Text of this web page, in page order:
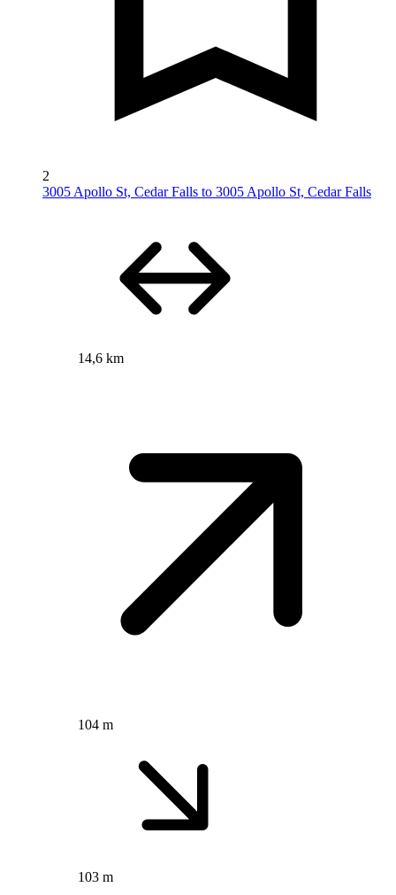
2
3005 Apollo St, Cedar Falls to 3005 Apollo St, Cedar Falls
14,6 km
104 m
103 m